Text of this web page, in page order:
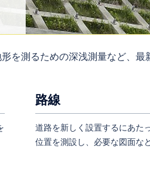
測るための深浅測量など、最
路線
道路を新しく設置するにあた
位置を測設し、必要な図面な